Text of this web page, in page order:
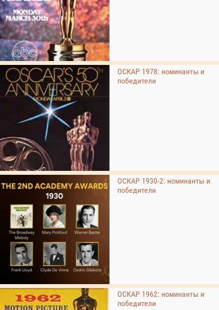
ОСКАР 1978: номинанты и
победители
ОСКАР 1930-2: номинанты и
победители
ОСКАР 1962: номинанты и
победители